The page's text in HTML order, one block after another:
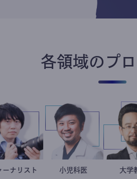
各領域のプ
志葉玲
ジャーナリスト 今西洋介
小児科医